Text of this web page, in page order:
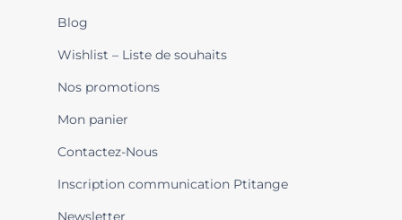
Blog
Wishlist – Liste de souhaits
Nos promotions
Mon panier
Contactez-Nous
Inscription communication Ptitange
Newsletter